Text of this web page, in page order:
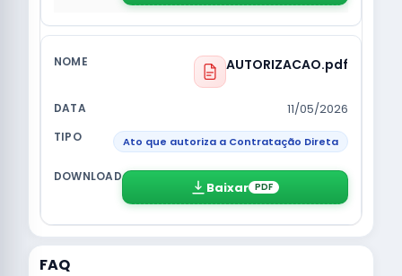
AUTORIZACAO.pdf
11/05/2026
Ato que autoriza a Contratação Direta
Baixar PDF
FAQ